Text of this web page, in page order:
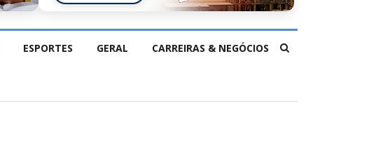
ESPORTES GERAL CARREIRAS & NEGÓCIOS